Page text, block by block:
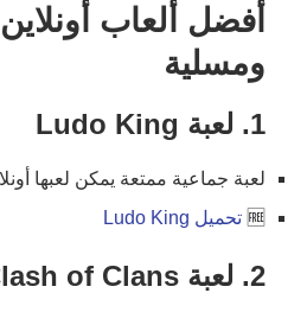
أفضل ألعاب
ومسلية
1. لعبة Ludo King
لعبة جماعية ممتعة يمكن لعبها
🆓 تحميل Ludo King
2. لعبة of Clans